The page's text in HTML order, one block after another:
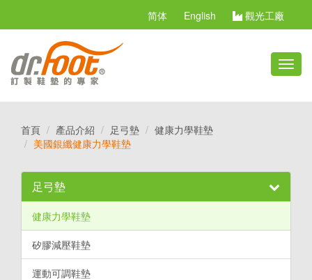
简体 English 觀光工廠
切
選
首頁 產品介紹 足弓墊
健康力學鞋墊
美國銀纖健康力學鞋墊
足弓墊
健康力學鞋墊
矽膠減壓鞋墊
運動可調鞋墊